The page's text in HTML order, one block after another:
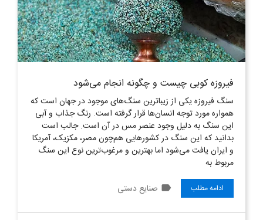
فیروزه کوبی چیست و چگونه انجام می‌شود
سنگ فیروزه یکی از زیبا‌ترین سنگ‌های موجود در جهان است که
همواره مورد توجه انسان‌ها قرار گرفته است. رنگ جذاب و آبی
این سنگ به دلیل وجود عنصر مس در آن است. جالب است
بدانید که این سنگ در کشورهایی هم‌چون مصر، مکزیک، آمریکا
و ایران یافت می‌شود اما بهترین و مرغوب‌ترین نوع این سنگ
مربوط به
ادامه مطلب label صنایع دستی